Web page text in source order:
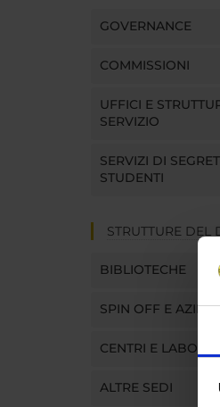
GOVERNANCE
COMMISSIONI
UFFICI E
SERVIZIO
SERVIZI DI
STUDENTI
STRUTTURE DEL
BIBLIOTECHE
SPIN OFF E
CENTRI E
ALTRE SEDI